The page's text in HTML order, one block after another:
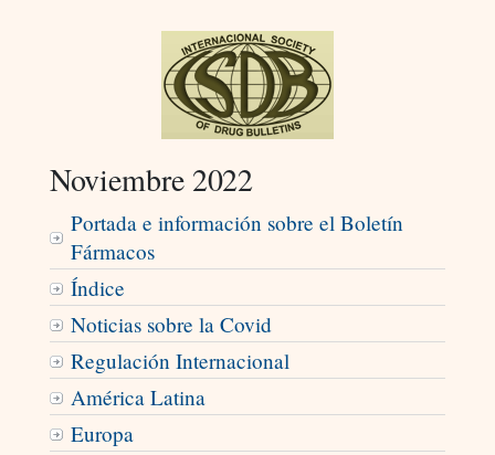
Noviembre 2022
Portada e información sobre el Boletín
Fármacos
Índice
Noticias sobre la Covid
Regulación Internacional
América Latina
Europa